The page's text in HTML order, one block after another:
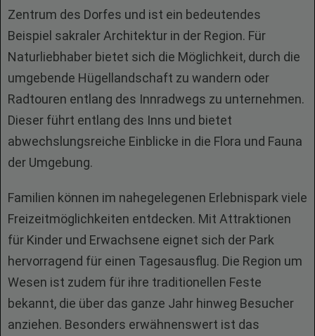
Zentrum des Dorfes und ist ein bedeutendes
Beispiel sakraler Architektur in der Region. Für
Naturliebhaber bietet sich die Möglichkeit, durch die
umgebende Hügellandschaft zu wandern oder
Radtouren entlang des Innradwegs zu unternehmen.
Dieser führt entlang des Inns und bietet
abwechslungsreiche Einblicke in die Flora und Fauna
der Umgebung.
Familien können im nahegelegenen Erlebnispark viele
Freizeitmöglichkeiten entdecken. Mit Attraktionen
für Kinder und Erwachsene eignet sich der Park
hervorragend für einen Tagesausflug. Die Region um
Wesen ist zudem für ihre traditionellen Feste
bekannt, die über das ganze Jahr hinweg Besucher
anziehen. Besonders erwähnenswert ist das